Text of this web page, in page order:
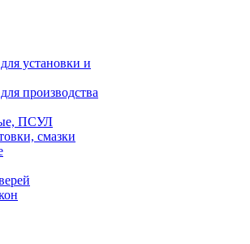
установки и
производства
ПСУЛ
смазки